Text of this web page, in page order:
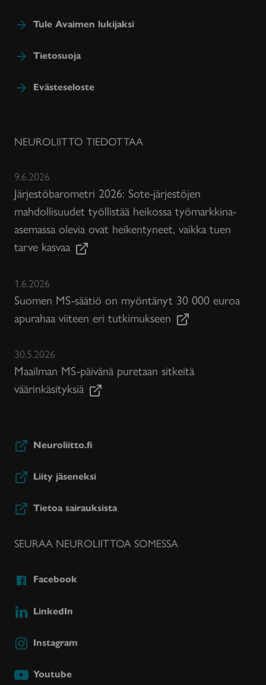
Tule Avaimen lukijaksi
Tietosuoja
Evästeseloste
NEUROLIITTO TIEDOTTAA
9.6.2026
Järjestöbarometri 2026: Sote-järjestöjen
mahdollisuudet työllistää heikossa työmarkkina-
asemassa olevia ovat heikentyneet, vaikka tuen
tarve kasvaa
1.6.2026
Suomen MS-säätiö on myöntänyt 30 000 euroa
apurahaa viiteen eri tutkimukseen
30.5.2026
Maailman MS-päivänä puretaan sitkeitä
väärinkäsityksiä
Neuroliitto.fi
Liity jäseneksi
Tietoa sairauksista
SEURAA NEUROLIITTOA SOMESSA
Facebook
LinkedIn
Instagram
Youtube